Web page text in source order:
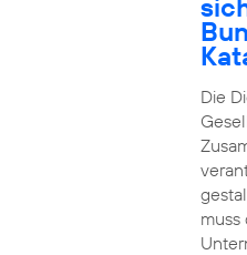
Die
muss